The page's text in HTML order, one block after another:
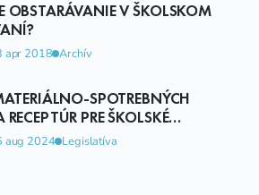
OBSTARÁVANIE V ŠKOLSKOM
apr 2018 Archív
SPOTREBNÝCH
PRE ŠKOLSKÉ
2024
aug 2024 Legislatíva